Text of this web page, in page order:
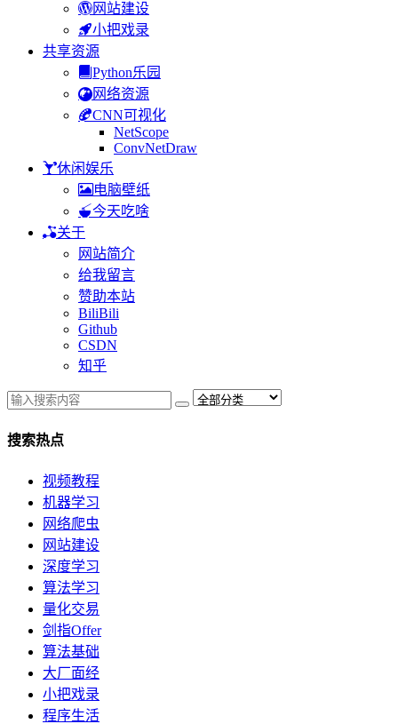
网站建设
小把戏录
共享资源
Python乐园
网络资源
CNN可视化
NetScope
ConvNetDraw
休闲娱乐
电脑壁纸
今天吃啥
关于
网站简介
给我留言
赞助本站
BiliBili
Github
CSDN
知乎
搜索热点
视频教程
机器学习
网络爬虫
网站建设
深度学习
算法学习
量化交易
剑指Offer
算法基础
大厂面经
小把戏录
程序生活